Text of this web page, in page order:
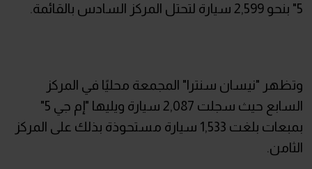
5" بنحو 2,599 سيارة لتحتل المركز السادس بالقائمة.
وتظهر "نيسان سنترا" المجمعة محليًا في المركز
السابع حيث سجلت 2,087 سيارة ويليها "إم جي 5"
بمبعات بلغت 1,533 سيارة مستحوذة بذلك على المركز
الثامن.